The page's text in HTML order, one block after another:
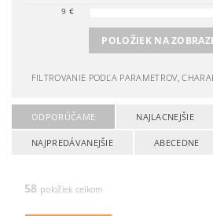
9 €
POLOŽIEK NA
FILTROVANIE PODĽA PARAMETROV,
ODPORÚČAME NAJLACNEJŠIE
NAJPREDÁVANEJŠIE ABECEDNE
58 položiek celkom